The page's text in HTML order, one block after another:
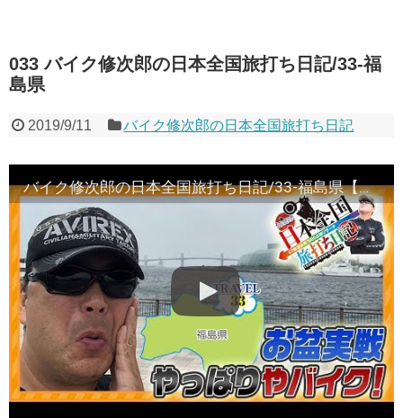
033 バイク修次郎の日本全国旅打ち日記/33-福
島県
2019/9/11 バイク修次郎の日本全国旅打ち日記
バイク修次郎の日本全国旅打ち日記/33-福島県【パチンコ】【ぱちんこ】